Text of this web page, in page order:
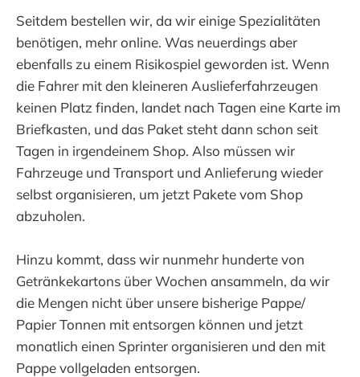
Seitdem bestellen wir, da wir einige Spezialitäten
benötigen, mehr online. Was neuerdings aber
ebenfalls zu einem Risikospiel geworden ist. Wenn
die Fahrer mit den kleineren Auslieferfahrzeugen
keinen Platz finden, landet nach Tagen eine Karte im
Briefkasten, und das Paket steht dann schon seit
Tagen in irgendeinem Shop. Also müssen wir
Fahrzeuge und Transport und Anlieferung wieder
selbst organisieren, um jetzt Pakete vom Shop
abzuholen.
Hinzu kommt, dass wir nunmehr hunderte von
Getränkekartons über Wochen ansammeln, da wir
die Mengen nicht über unsere bisherige Pappe/
Papier Tonnen mit entsorgen können und jetzt
monatlich einen Sprinter organisieren und den mit
Pappe vollgeladen entsorgen.